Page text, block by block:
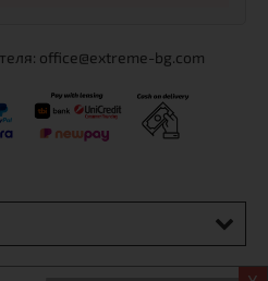
office@extreme-bg.com